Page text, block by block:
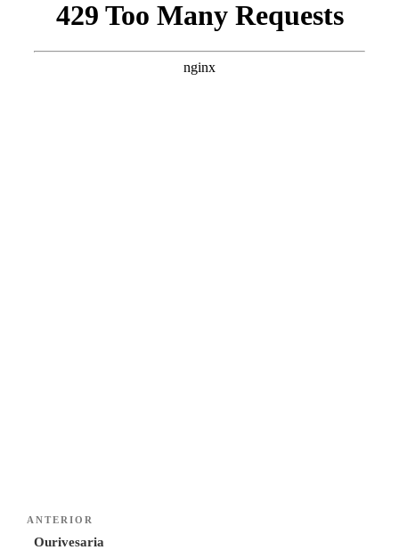
Navegação
de
Previous
Post
ANTERIOR
Ourivesaria